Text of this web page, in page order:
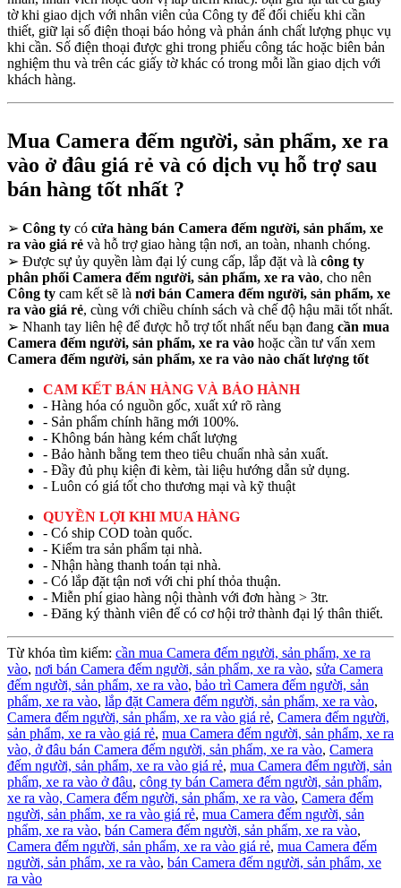
tờ khi giao dịch với nhân viên của Công ty để đối chiếu khi cần
thiết, giữ lại số điện thoại báo hỏng và phản ánh chất lượng phục vụ
khi cần. Số điện thoại được ghi trong phiếu công tác hoặc biên bản
nghiệm thu và trên các giấy tờ khác có trong mỗi lần giao dịch với
khách hàng.
Mua Camera đếm người, sản phẩm, xe ra
vào ở đâu giá rẻ và có dịch vụ hỗ trợ sau
bán hàng tốt nhất ?
➢ Công ty có cửa hàng bán Camera đếm người, sản phẩm, xe
ra vào giá rẻ và hỗ trợ giao hàng tận nơi, an toàn, nhanh chóng.
➢ Được sự ủy quyền làm đại lý cung cấp, lắp đặt và là công ty
phân phối Camera đếm người, sản phẩm, xe ra vào, cho nên
Công ty cam kết sẽ là nơi bán Camera đếm người, sản phẩm, xe
ra vào giá rẻ, cùng với chiều chính sách và chế độ hậu mãi tốt nhất.
➢ Nhanh tay liên hệ để được hỗ trợ tốt nhất nếu bạn đang cần mua
Camera đếm người, sản phẩm, xe ra vào hoặc cần tư vấn xem
Camera đếm người, sản phẩm, xe ra vào nào chất lượng tốt
CAM KẾT BÁN HÀNG VÀ BẢO HÀNH
- Hàng hóa có nguồn gốc, xuất xứ rõ ràng
- Sản phẩm chính hãng mới 100%.
- Không bán hàng kém chất lượng
- Bảo hành bằng tem theo tiêu chuẩn nhà sản xuất.
- Đầy đủ phụ kiện đi kèm, tài liệu hướng dẫn sử dụng.
- Luôn có giá tốt cho thương mại và kỹ thuật
QUYỀN LỢI KHI MUA HÀNG
- Có ship COD toàn quốc.
- Kiểm tra sản phẩm tại nhà.
- Nhận hàng thanh toán tại nhà.
- Có lắp đặt tận nơi với chi phí thỏa thuận.
- Miễn phí giao hàng nội thành với đơn hàng > 3tr.
- Đăng ký thành viên để có cơ hội trở thành đại lý thân thiết.
Từ khóa tìm kiếm: cần mua Camera đếm người, sản phẩm, xe ra
vào, nơi bán Camera đếm người, sản phẩm, xe ra vào, sửa Camera
đếm người, sản phẩm, xe ra vào, bảo trì Camera đếm người, sản
phẩm, xe ra vào, lắp đặt Camera đếm người, sản phẩm, xe ra vào,
Camera đếm người, sản phẩm, xe ra vào giá rẻ, Camera đếm người,
sản phẩm, xe ra vào giá rẻ, mua Camera đếm người, sản phẩm, xe ra
vào, ở đâu bán Camera đếm người, sản phẩm, xe ra vào, Camera
đếm người, sản phẩm, xe ra vào giá rẻ, mua Camera đếm người, sản
phẩm, xe ra vào ở đâu, công ty bán Camera đếm người, sản phẩm,
xe ra vào, Camera đếm người, sản phẩm, xe ra vào, Camera đếm
người, sản phẩm, xe ra vào giá rẻ, mua Camera đếm người, sản
phẩm, xe ra vào, bán Camera đếm người, sản phẩm, xe ra vào,
Camera đếm người, sản phẩm, xe ra vào giá rẻ, mua Camera đếm
người, sản phẩm, xe ra vào, bán Camera đếm người, sản phẩm, xe
ra vào